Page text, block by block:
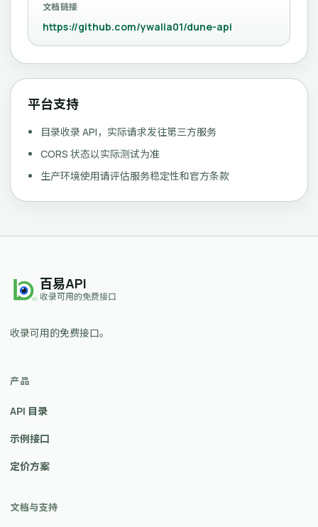
文档链接
https://github.com/ywalia01/dune-api
平台支持
目录收录 API，实际请求发往第三方服务
CORS 状态以实际测试为准
生产环境使用请评估服务稳定性和官方条款
百易API
收录可用的免费接口
收录可用的免费接口。
产品
API 目录
示例接口
定价方案
文档与支持